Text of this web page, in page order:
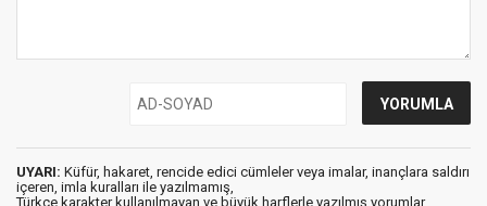
UYARI: Küfür, hakaret, rencide edici cümleler veya imalar, inançlara saldırı
içeren, imla kuralları ile yazılmamış,
Türkçe karakter kullanılmayan ve büyük harflerle yazılmış yorumlar